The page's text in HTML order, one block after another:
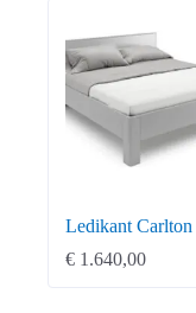
Ledikant Carlton
€1.640,00